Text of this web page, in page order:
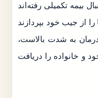
بیمه تکمیلی رفته‌اند
از جیب خود بپردازند
به شدت بالاست،
و خانواده را دریافت